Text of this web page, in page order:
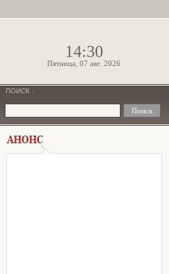
14:30
Пятница, 07 авг. 2026
ПОИСК :